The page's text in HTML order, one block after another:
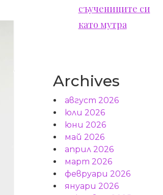
съучениците си
като мутра
Archives
август 2026
юли 2026
юни 2026
май 2026
април 2026
март 2026
февруари 2026
януари 2026